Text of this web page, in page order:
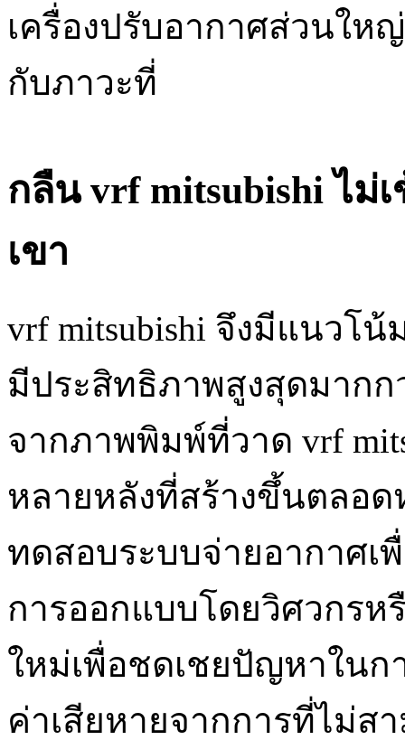
เครื่องปรับอากาศส่วนให
กับภาวะที่
กลืน vrf mitsubishi ไม่
เขา
vrf mitsubishi จึงมีแนวโ
มีประสิทธิภาพสูงสุดมากก
จากภาพพิมพ์ที่วาด vrf
หลายหลังที่สร้างขึ้นตลอ
ทดสอบระบบจ่ายอากาศเ
การออกแบบโดยวิศวกรห
ใหม่เพื่อชดเชยปัญหาใน
ค่าเสียหายจากการที่ไม่ส